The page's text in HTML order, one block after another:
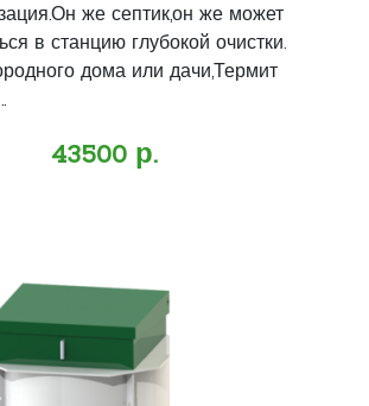
же септик,он же может
в станцию глубокой очистки.
дома или дачи,Термит
43500 р.